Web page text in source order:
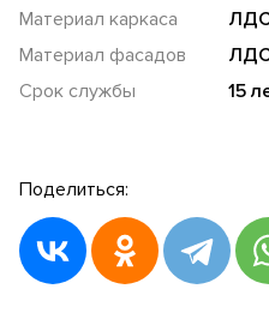
Материал каркаса
Материал фасадов
Срок службы
15
Поделиться: